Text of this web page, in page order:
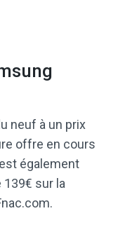
neuf à un prix
offre en cours
également
139€ sur la